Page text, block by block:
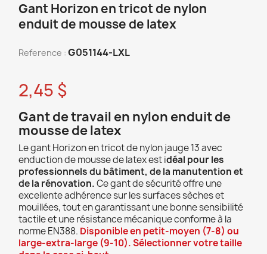
Gant Horizon en tricot de nylon
enduit de mousse de latex
Reference : G051144-LXL
2,45 $
Gant de travail en nylon enduit de
mousse de latex
Le gant Horizon en tricot de nylon jauge 13 avec
enduction de mousse de latex est idéal pour les
professionnels du bâtiment, de la manutention et
de la rénovation.Ce gant de sécurité offre une
excellente adhérence sur les surfaces sèches et
mouillées, tout en garantissant une bonne sensibilité
tactile et une résistance mécanique conforme à la
norme EN388. Disponible en petit-moyen (7-8) ou
large-extra-large (9-10). Sélectionner votre taille